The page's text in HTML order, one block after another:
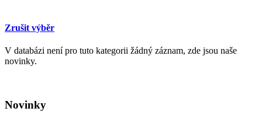
Zrušit výběr
V databázi není pro tuto kategorii žádný záznam, zde jsou naše
novinky.
Novinky